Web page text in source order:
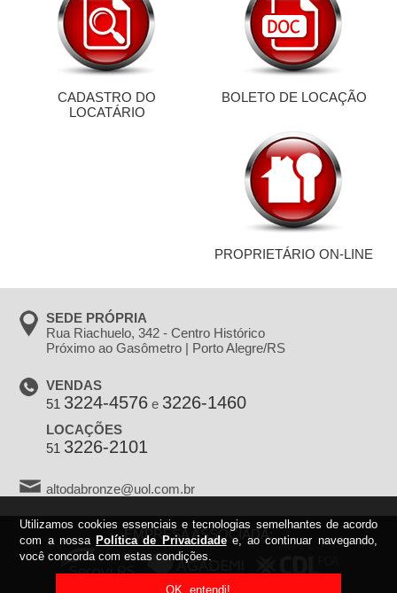
Utilizamos cookies essenciais e tecnologias semelhantes de acordo
com a nossaPolítica de Privacidadee, ao continuar navegando,
você concorda com estas condições.
OK, entendi!
CADASTRO DO
LOCATÁRIO
BOLETO DE LOCAÇÃO
PROPRIETÁRIO ON-LINE
SEDE PRÓPRIA
Rua Riachuelo, 342 - Centro Histórico
Próximo ao Gasômetro | Porto Alegre/RS
VENDAS
51 3224-4576 e 3226-1460
LOCAÇÕES
51 3226-2101
altodabronze@uol.com.br
EMPRESA ASSOCIADA: